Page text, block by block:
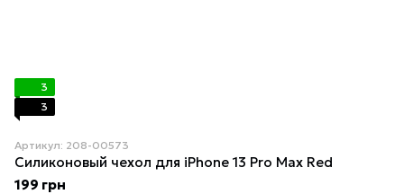
3
3
Артикул: 208-00573
Силиконовый чехол для iPhone 13 Pro Max Red
199 грн